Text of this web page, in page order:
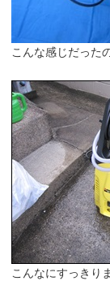
こんな感じだった
こんなにすっきり